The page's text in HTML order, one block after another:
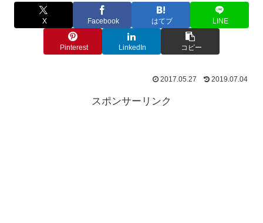
X Facebook はてブ LINE
Pinterest LinkedIn コピー
2017.05.27 2019.07.04
スポンサーリンク